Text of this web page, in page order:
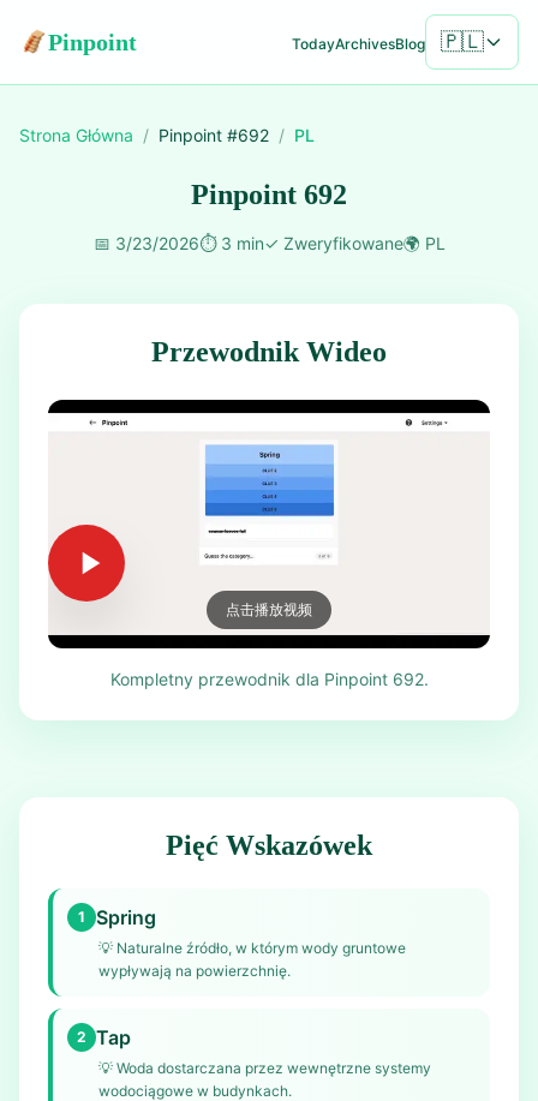
Pinpoint TodayArchivesBlog 🇵🇱
Strona Główna / Pinpoint #692 / PL
Pinpoint 692
📅 3/23/2026⏱️ 3 min✓ Zweryfikowane🌍 PL
Przewodnik Wideo
点击播放视频
Kompletny przewodnik dla Pinpoint 692.
Pięć Wskazówek
1 Spring
💡 Naturalne źródło, w którym wody gruntowe
wypływają na powierzchnię.
2 Tap
💡 Woda dostarczana przez wewnętrzne systemy
wodociągowe w budynkach.